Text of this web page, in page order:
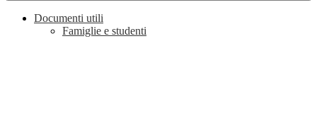
Documenti utili
Famiglie e studenti